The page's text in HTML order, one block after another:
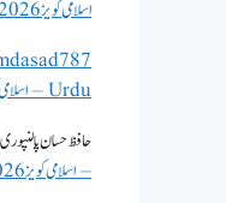
اسلامی کویز 2026 کے مقابلہ میں حصہ لیکر خود کا جائزہ لیں
Urdu – اسلامی کویز 2026 کے مقابلہ میں حصہ لیکر خود کا جائزہ لیں
حافظ حسان پالنپوری
– اسلامی کویز 2026 کے مقابلہ میں حصہ لیکر خود کا جائزہ لیں